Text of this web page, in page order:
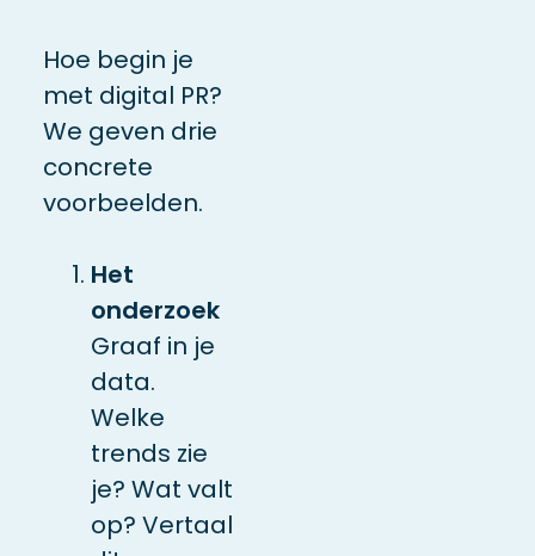
Hoe begin je
met digital PR?
We geven drie
concrete
voorbeelden.
Het
onderzoek
Graaf in je
data.
Welke
trends zie
je? Wat valt
op? Vertaal